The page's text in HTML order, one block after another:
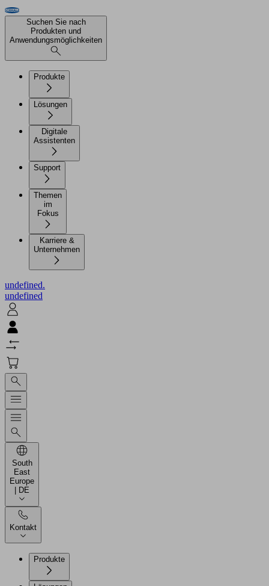
Suchen Sie nach
Produkten und
Anwendungsmöglichkeiten
Produkte
Lösungen
Digitale
Assistenten
Support
Themen
im
Karriere &
Unternehmen
undefined.
undefined
South
East
Europe
| DE
Kontakt
Produkte